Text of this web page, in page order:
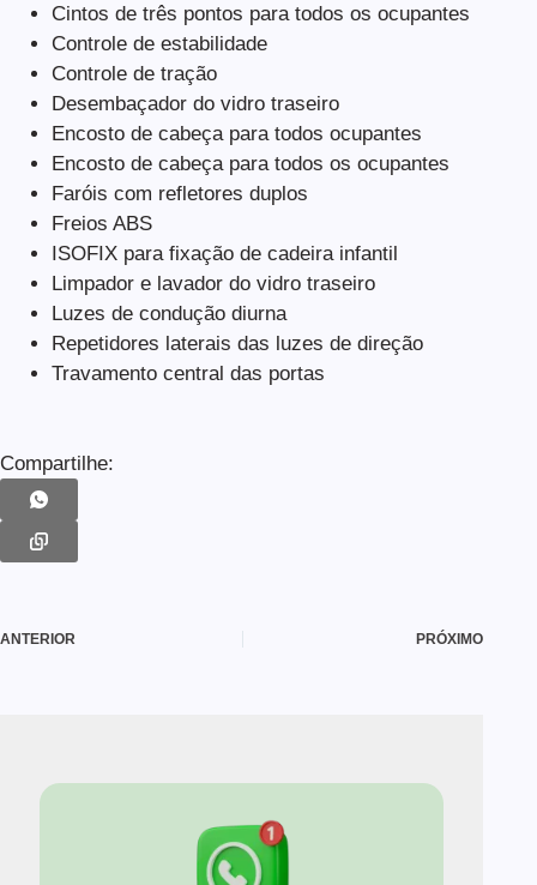
Cintos de três pontos para todos os ocupantes
Controle de estabilidade
Controle de tração
Desembaçador do vidro traseiro
Encosto de cabeça para todos ocupantes
Encosto de cabeça para todos os ocupantes
Faróis com refletores duplos
Freios ABS
ISOFIX para fixação de cadeira infantil
Limpador e lavador do vidro traseiro
Luzes de condução diurna
Repetidores laterais das luzes de direção
Travamento central das portas
Compartilhe:
ANTERIOR PRÓXIMO